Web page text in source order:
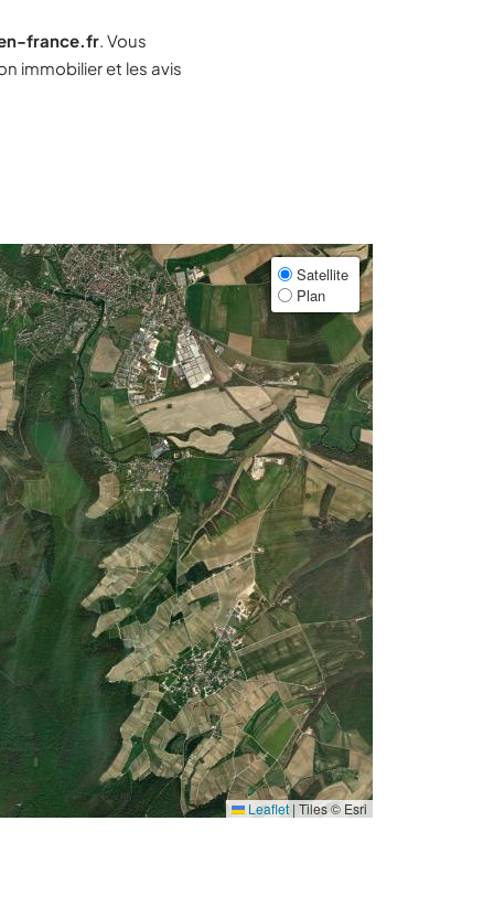
france.fr. Vous
immobilier et les avis
Satellite
Plan
Leaflet | Tiles © Esri